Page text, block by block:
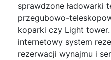
sprawdzone ładowarki
przegubowo-
koparki czy Light
internetowy system
rezerwacji wynajmu i